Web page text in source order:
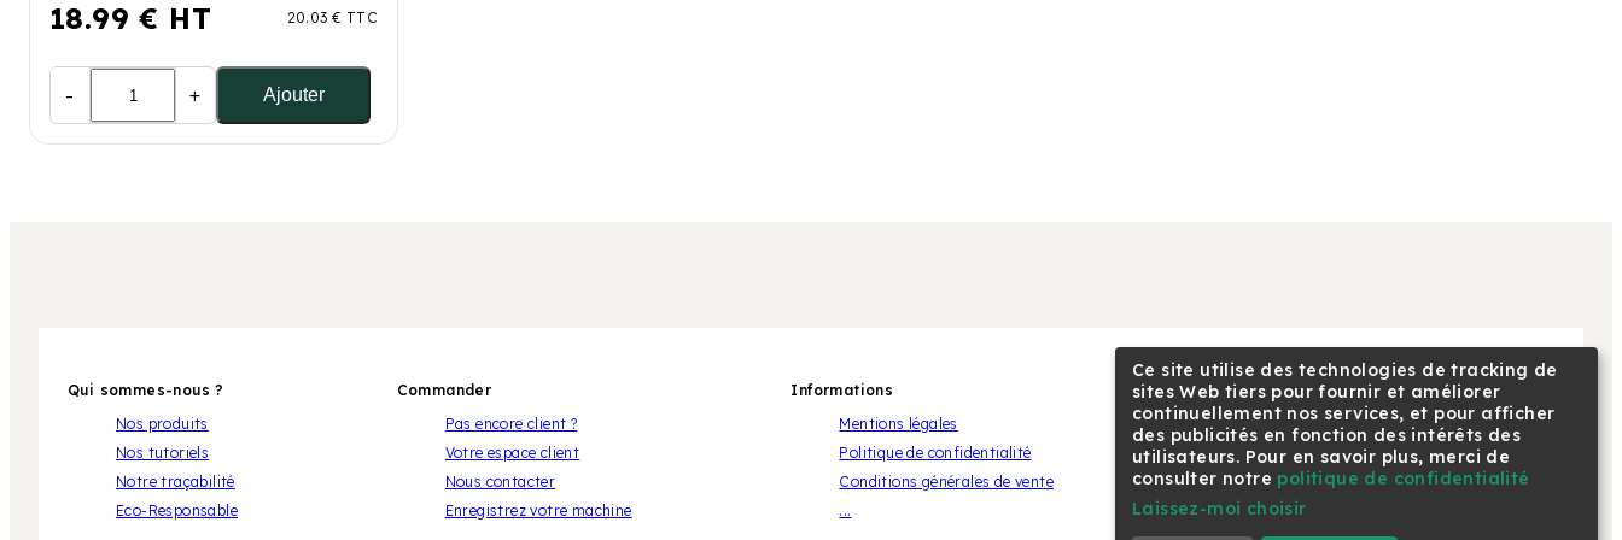
18.99 € HT 20.03 € TTC
- + Ajouter
Qui sommes-nous ?
Nos produits
Nos tutoriels
Notre traçabilité
Eco-Responsable
Commander
Pas encore client ?
Votre espace client
Nous contacter
Enregistrez votre machine
Informations
Mentions légales
Politique de confidentialité
Conditions générales de vente
...
NOUS SUIVRE
Linkedin
Facebook
Youtube
Instagram
Ce site utilise des technologies de tracking de
sites Web tiers pour fournir et améliorer
continuellement nos services, et pour afficher
des publicités en fonction des intérêts des
utilisateurs. Pour en savoir plus, merci de
consulter notre politique de confidentialité
Laissez-moi choisir